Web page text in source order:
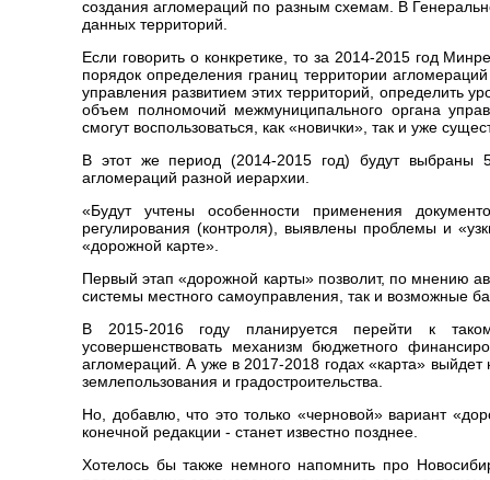
создания агломераций по разным схемам. В
данных территорий.
Если говорить о конкретике, то за 2014-2015 год
порядок определения границ территории
управления развитием этих территорий, определить
объем полномочий межмуниципального органа
смогут воспользоваться, как «новички», так и уже
В этот же период (2014-2015 год) будут выбраны
агломераций разной иерархии.
«Будут учтены особенности применения
регулирования (контроля), выявлены проблемы и
«дорожной карте».
Первый этап «дорожной карты» позволит, по мнению
системы местного самоуправления, так и возможные
В 2015-2016 году планируется перейти к
усовершенствовать механизм бюджетного
агломераций. А уже в 2017-2018 годах «карта» выйдет
землепользования и градостроительства.
Но, добавлю, что это только «черновой» вариант
конечной редакции - станет известно позднее.
Хотелось бы также немного напомнить про